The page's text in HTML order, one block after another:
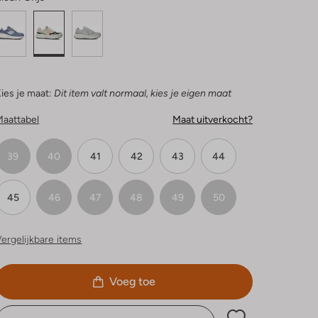
je maat: Dit item valt normaal, kies je eigen maat
Maat uitverkocht?
39 40 41 42 43 44
45 46 47 48 49 50
items
Voeg toe